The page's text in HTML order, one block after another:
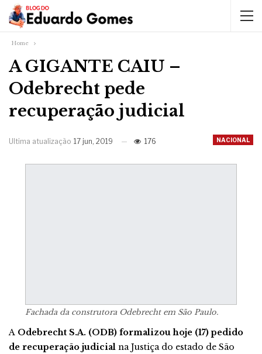
Home
A GIGANTE CAIU –
Odebrecht pede
recuperação judicial
NACIONAL
Ultima atualização 17 jun, 2019 176
Fachada da construtora Odebrecht em São Paulo.
A Odebrecht S.A. (ODB) formalizou hoje (17) pedido
de recuperação judicial na Justiça do estado de São